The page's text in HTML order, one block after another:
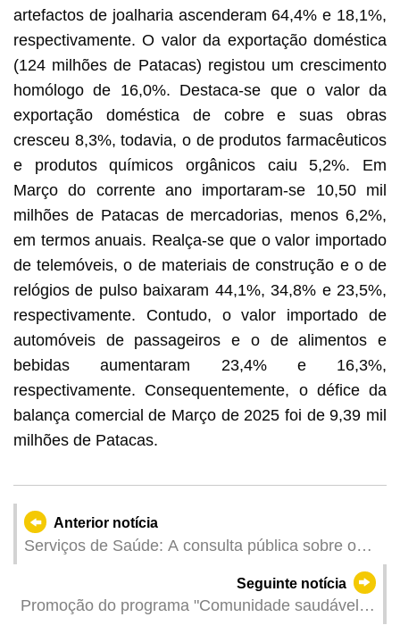
artefactos de joalharia ascenderam 64,4% e 18,1%,
respectivamente. O valor da exportação doméstica
(124 milhões de Patacas) registou um crescimento
homólogo de 16,0%. Destaca-se que o valor da
exportação doméstica de cobre e suas obras
cresceu 8,3%, todavia, o de produtos farmacêuticos
e produtos químicos orgânicos caiu 5,2%. Em
Março do corrente ano importaram-se 10,50 mil
milhões de Patacas de mercadorias, menos 6,2%,
em termos anuais. Realça-se que o valor importado
de telemóveis, o de materiais de construção e o de
relógios de pulso baixaram 44,1%, 34,8% e 23,5%,
respectivamente. Contudo, o valor importado de
automóveis de passageiros e o de alimentos e
bebidas aumentaram 23,4% e 16,3%,
respectivamente. Consequentemente, o défice da
balança comercial de Março de 2025 foi de 9,39 mil
milhões de Patacas.
Anterior notícia
Serviços de Saúde: A consulta pública sobre o
«Regime jurídico para o exercício de actividade
das instituições privadas prestadoras de cuidados
de saúde» foi realizada nos dias consecutivos,
Seguinte notícia
Promoção do programa "Comunidade saudável"